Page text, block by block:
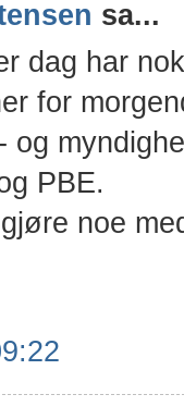
sa...
dag har
for
og
PBE.
noe